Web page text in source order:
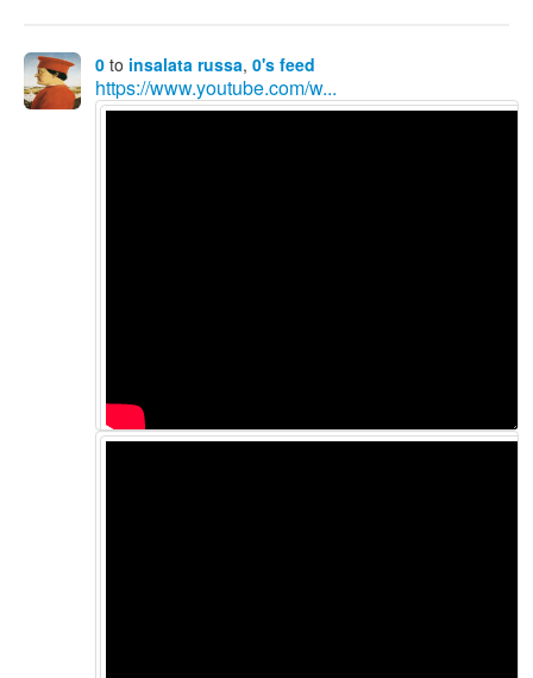
0 to insalata russa, 0's feed
https://www.youtube.com/w...